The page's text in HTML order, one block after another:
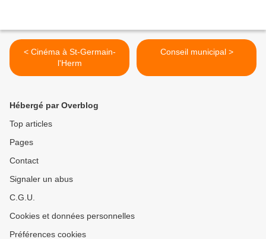
< Cinéma à St-Germain-
l'Herm
Conseil municipal >
Hébergé par Overblog
Top articles
Pages
Contact
Signaler un abus
C.G.U.
Cookies et données personnelles
Préférences cookies